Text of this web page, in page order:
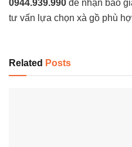
0944.939.990 để nhận báo
tư vấn lựa chọn xà gồ phù
Related Posts